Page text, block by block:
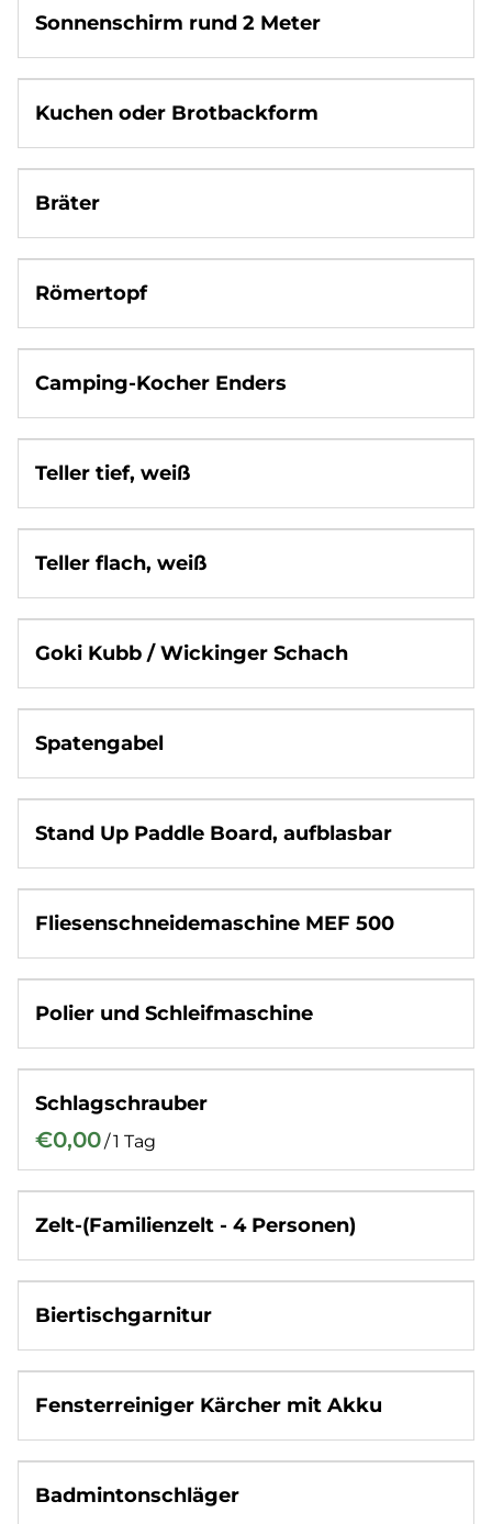
Sonnenschirm rund 2 Meter
Kuchen oder Brotbackform
Bräter
Römertopf
Camping-Kocher Enders
Teller tief, weiß
Teller flach, weiß
Goki Kubb / Wickinger Schach
Spatengabel
Stand Up Paddle Board, aufblasbar
Fliesenschneidemaschine MEF 500
Polier und Schleifmaschine
Schlagschrauber
/
Zelt-(Familienzelt - 4 Personen)
Biertischgarnitur
Fensterreiniger Kärcher mit Akku
Badmintonschläger